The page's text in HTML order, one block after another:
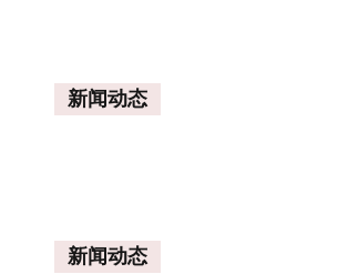
新闻动态
新闻动态